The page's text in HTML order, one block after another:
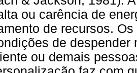
ou carência de
de recursos.
de despender
ou demais